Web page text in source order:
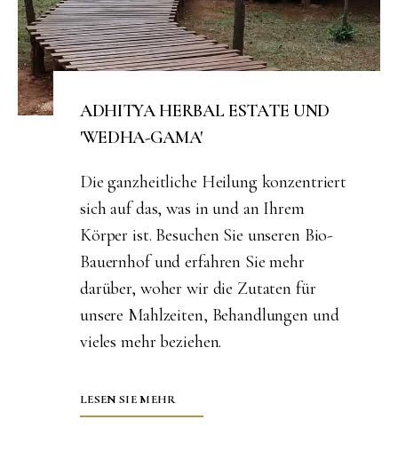
ADHITYA HERBAL ESTATE UND
'WEDHA-GAMA'
Die ganzheitliche Heilung konzentriert
sich auf das, was in und an Ihrem
Körper ist. Besuchen Sie unseren Bio-
Bauernhof und erfahren Sie mehr
darüber, woher wir die Zutaten für
unsere Mahlzeiten, Behandlungen und
vieles mehr beziehen.
LESEN SIE MEHR